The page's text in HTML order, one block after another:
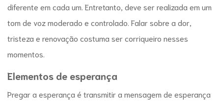
diferente em cada um. Entretanto, deve ser realizada em um
tom de voz moderado e controlado. Falar sobre a dor,
tristeza e renovação costuma ser corriqueiro nesses
momentos.
Elementos de esperança
Pregar a esperança é transmitir a mensagem de esperança